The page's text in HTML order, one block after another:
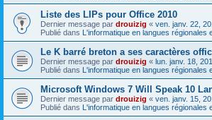
Liste des LIPs pour Office 2010
Dernier message par drouizig « ven. janv. 22,
Publié dans L'informatique en langues régionales
Le K barré breton a ses caractères
Dernier message par drouizig « lun. janv. 18,
Publié dans L'informatique en langues régionales
Microsoft Windows 7 Will Speak 10
Dernier message par drouizig « ven. janv. 15,
Publié dans L'informatique en langues régionales